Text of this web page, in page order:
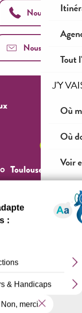
Tout
J'Y
Où
Où
Voir
Nous appeler
Nous contacter
Conditions
Espace OT